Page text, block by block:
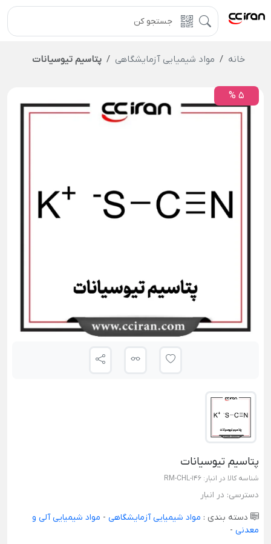
خانه مواد شیمیایی آزمایشگاهی پتاسیم تیوسیانات
5 %
پتاسیم تیوسیانات
شناسه کالا در انبار: RM-CHL-146
دسترسی: در انبار
دسته بندی : مواد شیمیایی آزمایشگاهی - مواد شیمیایی آلی و
معدنی -